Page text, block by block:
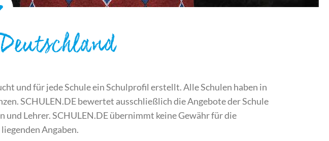
und für jede Schule ein Schulprofil erstellt. Alle Schulen haben in
SCHULEN.DE bewertet ausschließlich die Angebote der Schule
Lehrer. SCHULEN.DE übernimmt keine Gewähr für die
Angaben.